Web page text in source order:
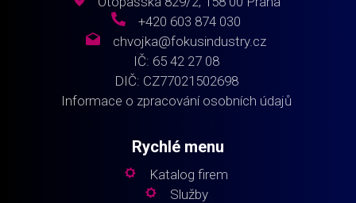
+420 603 874 030
chvojka@fokusindustry.cz
IČ: 65 42 27 08
DIČ: CZ77021502698
Informace o zpracování osobních údajů
Rychlé menu
Katalog firem
Služby